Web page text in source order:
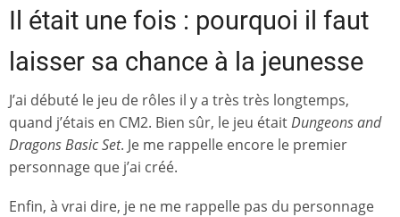
Il était une fois : pourquoi il faut
laisser sa chance à la jeunesse
J’ai débuté le jeu de rôles il y a très très longtemps,
quand j’étais en CM2. Bien sûr, le jeu étaitDungeons and
Dragons Basic Set. Je me rappelle encore le premier
personnage que j’ai créé.
Enfin, à vrai dire, je ne me rappelle pas du personnage